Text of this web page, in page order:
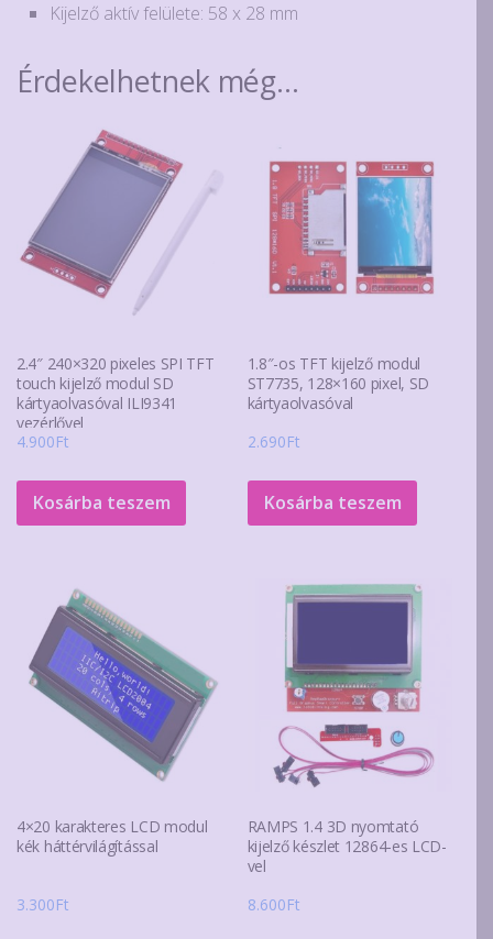
Kijelző aktív felülete: 58 x 28 mm
Érdekelhetnek még…
2.4″ 240×320 pixeles SPI TFT
touch kijelző modul SD
kártyaolvasóval ILI9341
vezérlővel
4.900Ft
Kosárba teszem
1.8″-os TFT kijelző modul
ST7735, 128×160 pixel, SD
kártyaolvasóval
2.690Ft
Kosárba teszem
4×20 karakteres LCD modul
kék háttérvilágítással
3.300Ft
RAMPS 1.4 3D nyomtató
kijelző készlet 12864-es LCD-
vel
8.600Ft